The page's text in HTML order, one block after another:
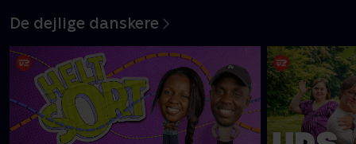
De dejlige danskere